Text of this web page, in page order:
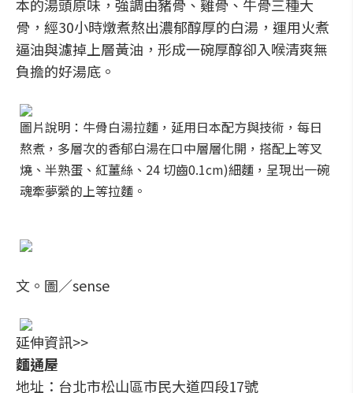
本的湯頭原味，強調由豬骨、雞骨、牛骨三種大
骨，經30小時燉煮熬出濃郁醇厚的白湯，運用火煮
逼油與濾掉上層黃油，形成一碗厚醇卻入喉清爽無
負擔的好湯底。
圖片說明：牛骨白湯拉麵，延用日本配方與技術，每日
熬煮，多層次的香郁白湯在口中層層化開，搭配上等叉
燒、半熟蛋、紅薑絲、24 切齒0.1cm)細麵，呈現出一碗
魂牽夢縈的上等拉麵。
文。圖／sense
延伸資訊>>
麵通屋
地址：台北市松山區市民大道四段17號